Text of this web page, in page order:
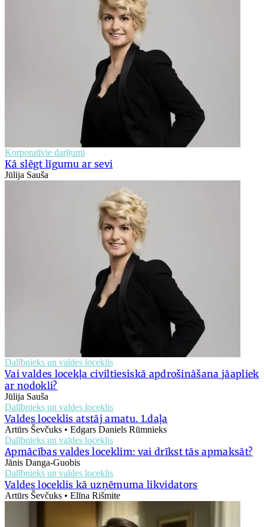
Korporatīvie darījumi
Kā slēgt līgumu ar sevi
Jūlija Sauša
Dalībnieks un valdes loceklis
Vai valdes locekļa civiltiesiskā apdrošināšana jāapliek
ar nodokli?
Jūlija Sauša
Dalībnieks un valdes loceklis
Valdes loceklis atstāj amatu. 1.daļa
Artūrs Ševčuks • Edgars Daniels Rūmnieks
Dalībnieks un valdes loceklis
Apmācības valdes loceklim: vai drīkst tās apmaksāt?
Jānis Danga-Guobis
Dalībnieks un valdes loceklis
Valdes loceklis kā uzņēmuma likvidators
Artūrs Ševčuks • Elīna Rišmite